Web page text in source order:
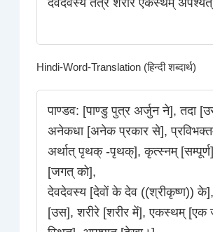
देवदेवस्य तत्र शरीरे एकस्थम्‌
Hindi-Word-Translation (हिन्दी शब्दार्थ)
पाण्डव: [पाण्डु पुत्र अर्जुन ने], तदा
अनेकधा [अनेक प्रकार से],
अर्थात् पृथक् -पृथक्], कृत्स्नम्
[जगत् को],
देवदेवस्य [देवों के देव ((श्रीकृष्ण))
[उस], शरीरे [शरीर में], एकस्थम् [एक